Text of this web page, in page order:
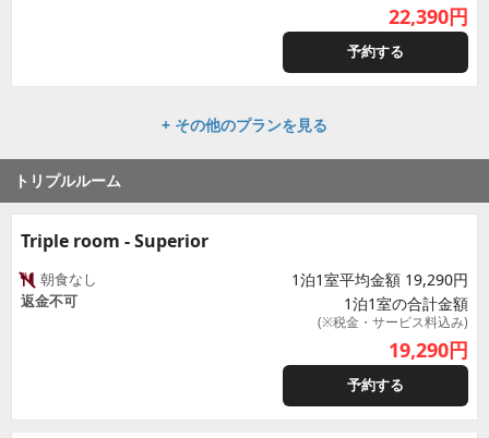
22,390円
予約する
+ その他のプランを見る
トリプルルーム
Triple room - Superior
朝食なし
返金不可
1泊1室平均金額 19,290円
1泊1室の合計金額
(※税金・サービス料込み)
19,290円
予約する